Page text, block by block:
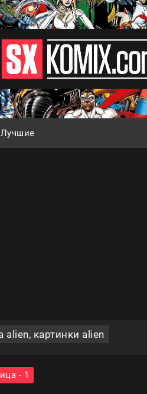
Лучшие
картинки alien
- 1